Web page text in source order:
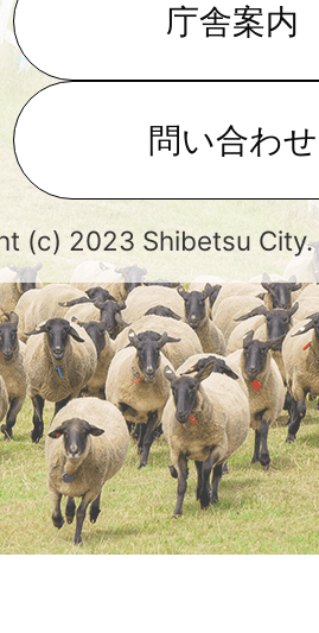
庁舎案内
問い合わせ
(c) 2023 Shibetsu City.